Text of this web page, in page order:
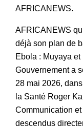
AFRICANEWS.
AFRICANEWS
déjà son plan de
Ebola : Muyaya
Gouvernement a
28 mai 2026,
la Santé Roger
Communication
descendus